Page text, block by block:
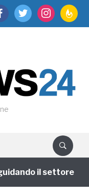
twitter instagram
il settore